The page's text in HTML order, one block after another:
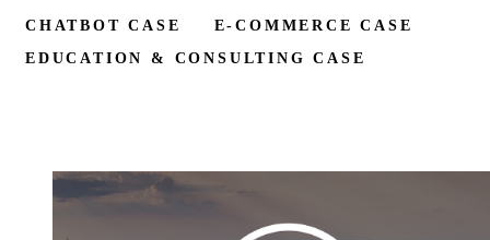
CHATBOT CASE
E-COMMERCE CASE
EDUCATION & CONSULTING CASE